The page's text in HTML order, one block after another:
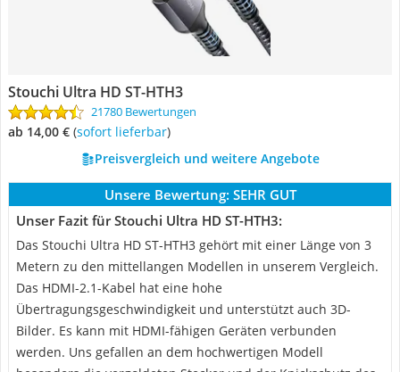
Stouchi Ultra HD ST-HTH3
21780 Bewertungen
ab 14,00 € ( Sofort lieferbar)
Preisvergleich und weitere Angebote
Unsere Bewertung: SEHR GUT
Unser Fazit für Stouchi Ultra HD ST-HTH3:
Das Stouchi Ultra HD ST-HTH3 gehört mit einer Länge von 3
Metern zu den mittellangen Modellen in unserem Vergleich.
Das HDMI-2.1-Kabel hat eine hohe
Übertragungsgeschwindigkeit und unterstützt auch 3D-
Bilder. Es kann mit HDMI-fähigen Geräten verbunden
werden. Uns gefallen an dem hochwertigen Modell